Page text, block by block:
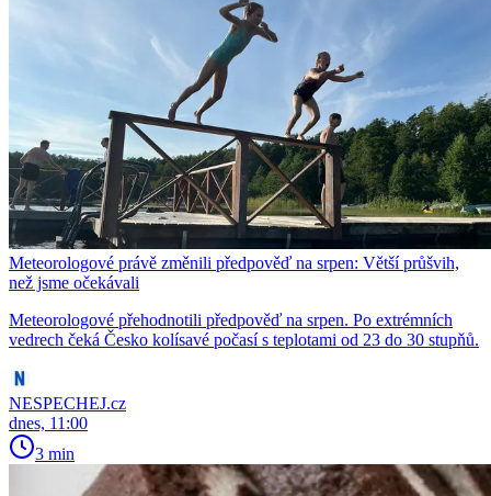
Meteorologové právě změnili předpověď na srpen: Větší průšvih,
než jsme očekávali
Meteorologové přehodnotili předpověď na srpen. Po extrémních
vedrech čeká Česko kolísavé počasí s teplotami od 23 do 30 stupňů.
NESPECHEJ.cz
dnes, 11:00
3 min